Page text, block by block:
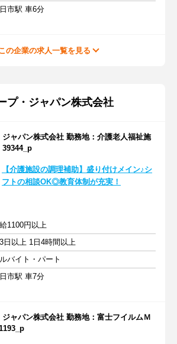
市駅 車6分
の企業の求人一覧を見る
プ・ジャパン株式会社
ジャパン株式会社 勤務地：介護老人福祉施
【介護施設の調理補助】盛り付けメイン♪シ
フトの相談OK◎教育体制が充実！
1100円以上
日以上 1日4時間以上
バイト・パート
市駅 車7分
ジャパン株式会社 勤務地：富士フイルムＭ